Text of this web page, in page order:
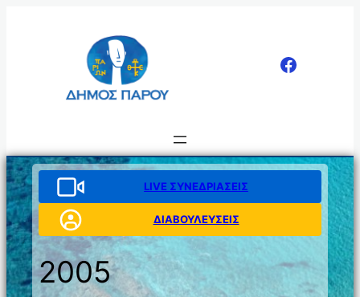
LIVE ΣΥΝΕΔΡΙΑΣΕΙΣ
ΔΙΑΒΟΥΛΕΥΣΕΙΣ
2005